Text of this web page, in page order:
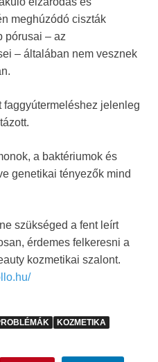
meghúzódó ciszták
pórusai – az
– általában nem vesznek
faggyútermeléshez jelenleg
a baktériumok és
genetikai tényezők mind
szükséged a fent leírt
érdemes felkeresni a
kozmetikai szalont.
KOZMETIKA